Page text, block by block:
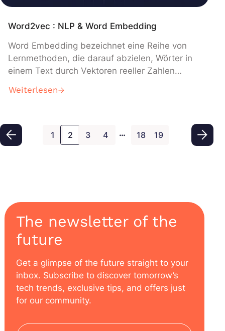
Word2vec : NLP & Word Embedding
Word Embedding bezeichnet eine Reihe von
Lernmethoden, die darauf abzielen, Wörter in
einem Text durch Vektoren reeller Zahlen
dritten Teil unseres NLP-Dossiers. Hast du die
Word2vec Definition von word embedding
Embedding […]
Weiterlesen
1 2 3 4 … 18 19
The newsletter of the
future
Get a glimpse of the future straight to your
inbox. Subscribe to discover tomorrow’s
tech trends, exclusive tips, and offers just
for our community.